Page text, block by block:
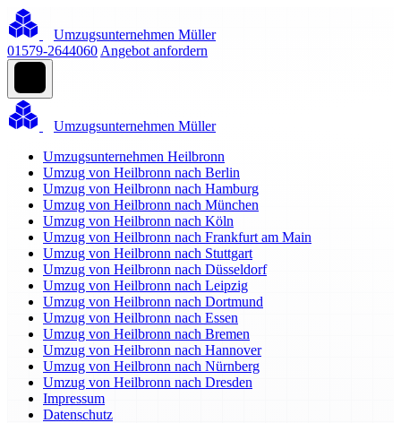
Umzugsunternehmen Müller
01579-2644060 Angebot anfordern
Umzugsunternehmen Müller
Umzugsunternehmen Heilbronn
Umzug von Heilbronn nach Berlin
Umzug von Heilbronn nach Hamburg
Umzug von Heilbronn nach München
Umzug von Heilbronn nach Köln
Umzug von Heilbronn nach Frankfurt am Main
Umzug von Heilbronn nach Stuttgart
Umzug von Heilbronn nach Düsseldorf
Umzug von Heilbronn nach Leipzig
Umzug von Heilbronn nach Dortmund
Umzug von Heilbronn nach Essen
Umzug von Heilbronn nach Bremen
Umzug von Heilbronn nach Hannover
Umzug von Heilbronn nach Nürnberg
Umzug von Heilbronn nach Dresden
Impressum
Datenschutz